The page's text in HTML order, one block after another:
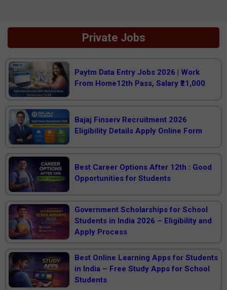
Private Jobs
Paytm Data Entry Jobs 2026 | Work
From Home12th Pass, Salary ₹21,000
Bajaj Finserv Recruitment 2026
Eligibility Details Apply Online Form
Best Career Options After 12th : Good
Opportunities for Students
Government Scholarships for School
Students in India 2026 – Eligibility and
Apply Process
Best Online Learning Apps for Students
in India – Free Study Apps for School
Students